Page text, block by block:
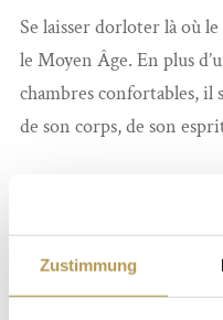
Zustimmung
Se laisser dorloter là où
le Moyen Âge. En plus
chambres confortables, il
de son corps, de son
2 nuitées avec buffet
2x menu à 4 plats
Scharffeneck